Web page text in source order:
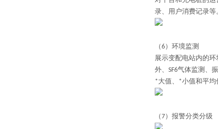
录、用户消费记录等
（6） 环境监测
展示变配电站内的
外、SF6气体监测、
*大值、*小值和平均
（7） 报警分类分级